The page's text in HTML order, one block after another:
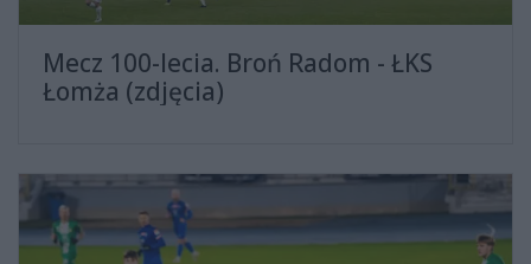
Mecz 100-lecia. Broń Radom - ŁKS
Łomża (zdjęcia)